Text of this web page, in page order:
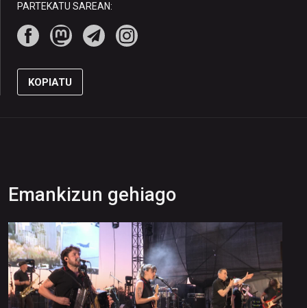
PARTEKATU SAREAN:
KOPIATU
Emankizun gehiago